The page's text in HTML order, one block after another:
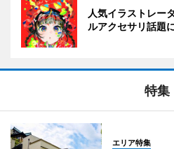
人気イラストレー
ルアクセサリ話題
特集
エリア特集